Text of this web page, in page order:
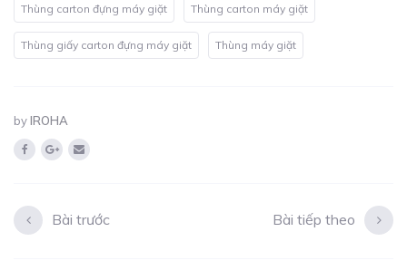
Thùng carton đựng máy giặt Thùng carton máy giặt
Thùng giấy carton đựng máy giặt Thùng máy giặt
byIROHA
Bài trước Bài tiếp theo